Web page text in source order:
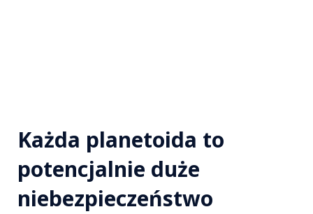
Każda planetoida to
potencjalnie duże
niebezpieczeństwo